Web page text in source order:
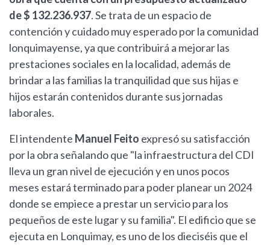
de $ 132.236.937. Se trata de un espacio de
contención y cuidado muy esperado por la comunidad
lonquimayense, ya que contribuirá a mejorar las
prestaciones sociales en la localidad, además de
brindar a las familias la tranquilidad que sus hijas e
hijos estarán contenidos durante sus jornadas
laborales.
El intendente Manuel Feito expresó su satisfacción
por la obra señalando que "la infraestructura del CDI
lleva un gran nivel de ejecución y en unos pocos
meses estará terminado para poder planear un 2024
donde se empiece a prestar un servicio para los
pequeños de este lugar y su familia". El edificio que se
ejecuta en Lonquimay, es uno de los dieciséis que el